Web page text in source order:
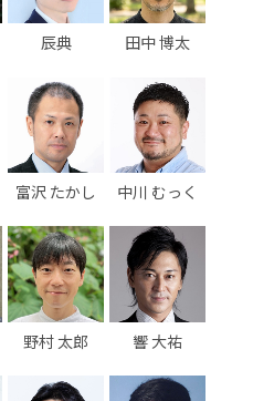
辰典 田中 博太
富沢 たかし 中川 むっく
野村 太郎 響 大祐